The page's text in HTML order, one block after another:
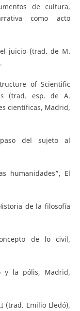
de cultura,
como acto
juicio (trad. de M.
of Scientific
(trad. esp. de A.
científicas, Madrid,
del sujeto al
humanidades”, El
de la filosofía
de lo civil,
y la pólis, Madrid,
(trad. Emilio Lledó),